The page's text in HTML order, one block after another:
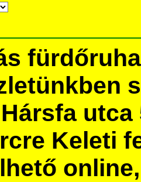
utca
Keleti